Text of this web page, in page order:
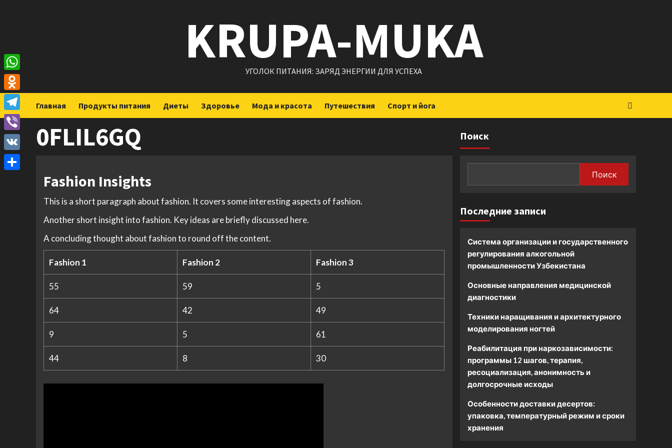
KRUPA-MUKA
УГОЛОК ПИТАНИЯ: ЗАРЯД ЭНЕРГИИ ДЛЯ УСПЕХА
Главная Продукты питания Диеты Здоровье Мода и красота Путешествия Спорт и йога
0FLIL6GQ
Fashion Insights
This is a short paragraph about fashion. It covers some interesting aspects of fashion.
Another short insight into fashion. Key ideas are briefly discussed here.
A concluding thought about fashion to round off the content.
Fashion 1 Fashion 2 Fashion 3
55 59 5
64 42 49
9 5 61
44 8 30
Поиск
Поиск
Последние записи
Система организации и государственного
регулирования алкогольной
промышленности Узбекистана
Основные направления медицинской
диагностики
Техники наращивания и архитектурного
моделирования ногтей
Реабилитация при наркозависимости:
программы 12 шагов, терапия,
ресоциализация, анонимность и
долгосрочные исходы
Особенности доставки десертов:
упаковка, температурный режим и сроки
хранения
WhatsApp
Odnoklassniki
Telegram
Viber
VK
Отправить